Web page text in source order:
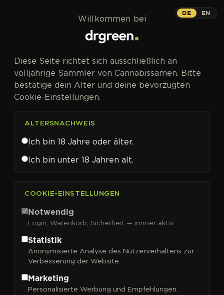
Advanced Seeds
Sortieren nach
DE EN
Willkommen bei
Diese Seite richtet sich ausschließlich an
volljährige Sammler von Cannabissamen. Bitte
bestätige dein Alter und deine bevorzugten
Cookie-Einstellungen.
ALTERSNACHWEIS
Ich bin 18 Jahre oder älter.
Ich bin unter 18 Jahren alt.
COOKIE-EINSTELLUNGEN
Notwendig
Login, Warenkorb, Sicherheit — immer aktiv.
Statistik
Anonymisierte Analyse des Nutzerverhaltens zur
Verbesserung der Website.
Marketing
Personalisierte Werbung und Empfehlungen.